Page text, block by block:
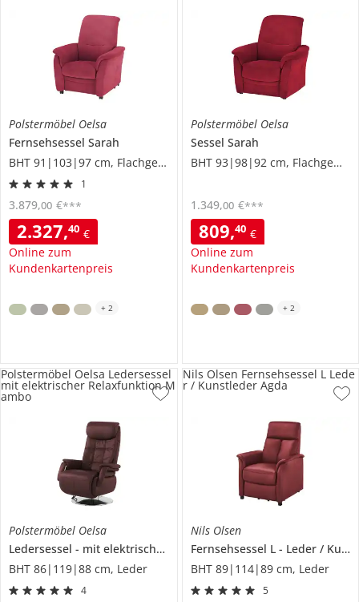
Polstermöbel Oelsa
Fernsehsessel Sarah
BHT 91|103|97 cm, Flachgewebe
1
2.327,40 €
Online zum
Kundenkartenpreis
3.879,00 €***
+ 2
Polstermöbel Oelsa
Sessel Sarah
BHT 93|98|92 cm, Flachgewebe
809,40 €
Online zum
Kundenkartenpreis
1.349,00 €***
+ 2
Polstermöbel Oelsa
Ledersessel
mit elektrischer Relaxfunktion
Mambo
BHT 86|119|88 cm, Leder
4
Polstermöbel Oelsa Ledersessel
mit elektrischer Relaxfunktion M
ambo
Nils Olsen
Fernsehsessel L
Leder / Kunstleder
BHT 89|114|89 cm, Leder
5
Nils Olsen Fernsehsessel L Lede
r / Kunstleder Agda